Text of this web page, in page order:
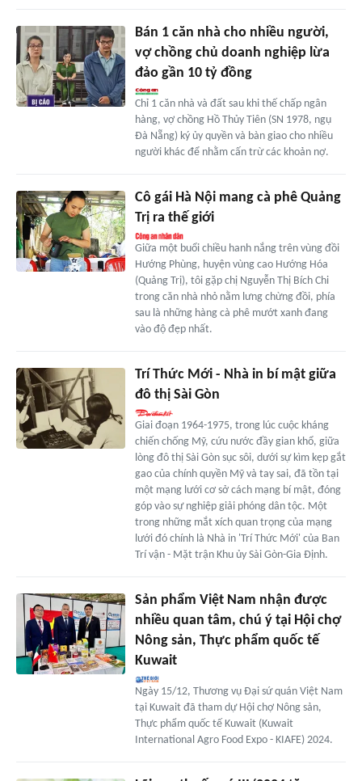
Bán 1 căn nhà cho nhiều người,
vợ chồng chủ doanh nghiệp lừa
đảo gần 10 tỷ đồng
Chỉ 1 căn nhà và đất sau khi thế chấp ngân
hàng, vợ chồng Hồ Thủy Tiên (SN 1978, ngụ
Đà Nẵng) ký ủy quyền và bàn giao cho nhiều
người khác để nhằm cấn trừ các khoản nợ.
Cô gái Hà Nội mang cà phê Quảng
Trị ra thế giới
Giữa một buổi chiều hanh nắng trên vùng đồi
Hướng Phùng, huyện vùng cao Hướng Hóa
(Quảng Trị), tôi gặp chị Nguyễn Thị Bích Chi
trong căn nhà nhỏ nằm lưng chừng đồi, phía
sau là những hàng cà phê mướt xanh đang
vào độ đẹp nhất.
Trí Thức Mới - Nhà in bí mật giữa
đô thị Sài Gòn
Giai đoạn 1964-1975, trong lúc cuộc kháng
chiến chống Mỹ, cứu nước đầy gian khổ, giữa
lòng đô thị Sài Gòn sục sôi, dưới sự kìm kẹp gắt
gao của chính quyền Mỹ và tay sai, đã tồn tại
một mạng lưới cơ sở cách mạng bí mật, đóng
góp vào sự nghiệp giải phóng dân tộc. Một
trong những mắt xích quan trọng của mạng
lưới đó chính là Nhà in 'Trí Thức Mới' của Ban
Trí vận - Mặt trận Khu ủy Sài Gòn-Gia Định.
Sản phẩm Việt Nam nhận được
nhiều quan tâm, chú ý tại Hội chợ
Nông sản, Thực phẩm quốc tế
Kuwait
Ngày 15/12, Thương vụ Đại sứ quán Việt Nam
tại Kuwait đã tham dự Hội chợ Nông sản,
Thực phẩm quốc tế Kuwait (Kuwait
International Agro Food Expo - KIAFE) 2024.